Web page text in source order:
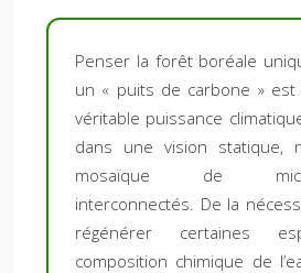
Penser la forêt boréale
un « puits de carbone »
véritable puissance
dans une vision statique,
mosaïque de micro-
interconnectés. De la
régénérer certaines
composition chimique de